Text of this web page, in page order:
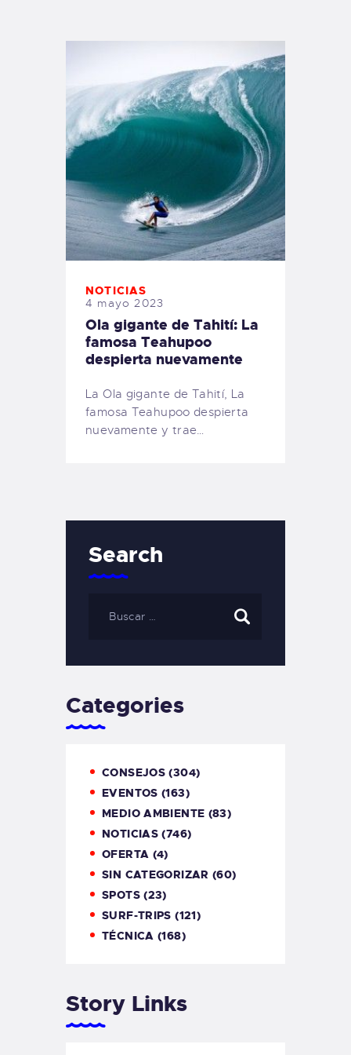
NOTICIAS
4 mayo 2023
Ola gigante de Tahití: La
famosa Teahupoo
despierta nuevamente
La Ola gigante de Tahití, La
famosa Teahupoo despierta
nuevamente y trae…
Search
Categories
CONSEJOS (304)
EVENTOS (163)
MEDIO AMBIENTE (83)
NOTICIAS (746)
OFERTA (4)
SIN CATEGORIZAR (60)
SPOTS(23)
SURF-TRIPS (121)
TÉCNICA (168)
Story Links